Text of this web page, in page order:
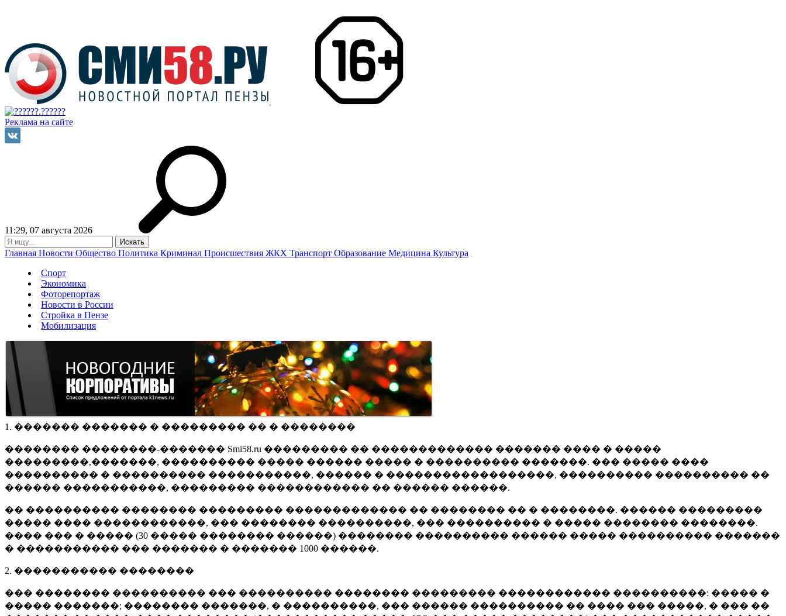
Реклама на сайте
11:29, 07 августа 2026
Главная Новости Общество Политика Криминал Происшествия ЖКХ Транспорт Образование Медицина Культура
Спорт
Экономика
Фоторепортаж
Новости в России
Стройка в Пензе
Мобилизация
1. ������� ������� � ��������� �� � ��������
�������� ��������-������� Smi58.ru ��������� �� ������������� ������� ���� � �����
���������,�������, ���������� ����� ������ ����� � ���������� �������. ��� ����� ����
���������� � ���������� �����������, ������ � ������������������, ���������� ���������� ��
������ �����������, ��������� ������������ �� ������ ������.
�� ���������� �������� ��������� ������������� �� �������� �� � ��������. ������ ���������
����� ���� ������������, ��� �������� ����������, ��� ���������� � ����� �������� ��������.
���� ��� � ����� (30 ����� �������� ������) �������� ���������� ������ ����� ���������� �������
� ����������� ��� ������� � ������� 1000 ������.
2. ����������� ��������
��� �������� ���������� ��� ���������� �������� ��������� ������������ ����������: ����� �
����� �������; �������� �������, � ����������, ��� ������ ���������� �� ���� ��� �����, � ��� ��